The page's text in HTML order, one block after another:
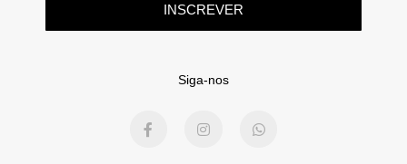
INSCREVER
Siga-nos
a
n
h